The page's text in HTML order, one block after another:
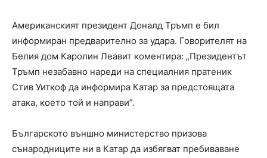
Американският президент Доналд Тръмп е бил
информиран предварително за удара. Говорителят на
Белия дом Каролин Леавит коментира: „Президентът
Тръмп незабавно нареди на специалния пратеник
Стив Уиткоф да информира Катар за предстоящата
атака, което той и направи”.
Българското външно министерство призова
сънародниците ни в Катар да избягват пребиваване